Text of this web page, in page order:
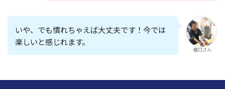
櫃口さん
いや、でも慣れちゃえば大丈夫です！今では
楽しいと感じれます。